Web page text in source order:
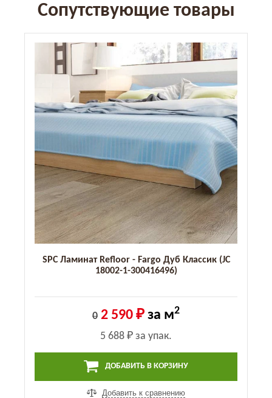
Сопутствующие товары
SPC Ламинат Refloor - Fargo Дуб Классик (JC
18002-1-300416496)
0 2 590 ₽ за м2
5 688 ₽ за упак.
ДОБАВИТЬ В КОРЗИНУ
Добавить к сравнению